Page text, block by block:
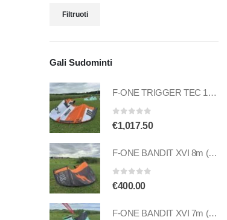
Filtruoti
Gali Sudominti
F-ONE TRIGGER TEC 10m (naudotas)
0 out of 5
€1,017.50
F-ONE BANDIT XVI 8m (naudotas)
0 out of 5
€400.00
F-ONE BANDIT XVI 7m (naudotas)